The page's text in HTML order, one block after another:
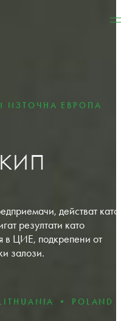
ИЗТОЧНА ЕВРОПА
действат като
резултати като
в ЦИЕ, подкрепени от
залози.
•